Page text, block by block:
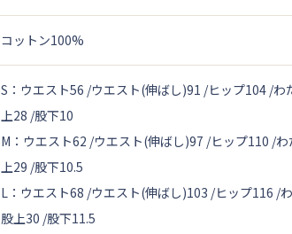
コットン100%
S：ウエスト56 /ウエスト(伸ばし)91 /ヒップ104 /わ
上28 /股下10
M：ウエスト62 /ウエスト(伸ばし)97 /ヒップ110 /
上29 /股下10.5
L：ウエスト68 /ウエスト(伸ばし)103 /ヒップ116 /
股上30 /股下11.5